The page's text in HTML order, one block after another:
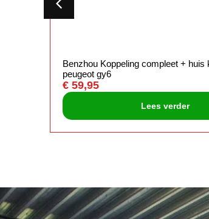
Benzhou Koppeling compleet + huis
peugeot gy6
€ 59,95
Lees verder